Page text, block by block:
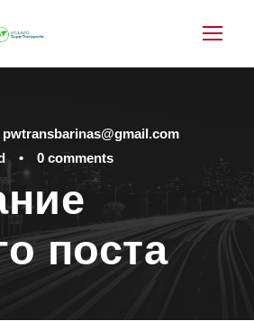
pwtransbarinas@gmail.com
• 0 comments
поста